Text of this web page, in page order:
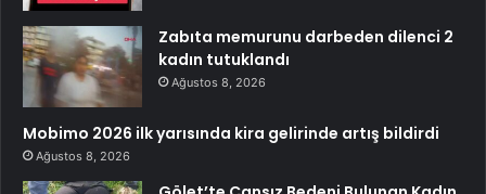
Zabıta memurunu darbeden dilenci 2
kadın tutuklandı
Ağustos 8, 2026
Mobimo 2026 ilk yarısında kira gelirinde artış bildirdi
Ağustos 8, 2026